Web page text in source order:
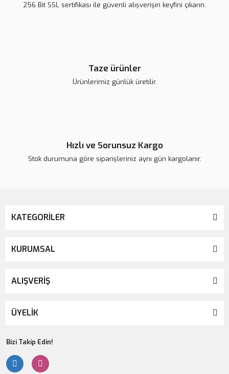
256 Bit SSL sertifikası ile güvenli alışverişin keyfini çıkarın.
Taze ürünler
Ürünlerimiz günlük üretilir.
Hızlı ve Sorunsuz Kargo
Stok durumuna göre siparişleriniz aynı gün kargolanır.
KATEGORİLER
KURUMSAL
ALIŞVERİŞ
ÜYELİK
Bizi Takip Edin!